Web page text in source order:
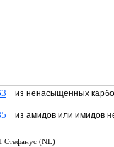
из ненасыщенных
из амидов или имидов
(NL)